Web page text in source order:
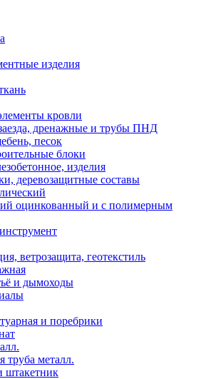
изделия
кровли
дренажные и трубы ПНД
песок
блоки
изделия
деревозащитные составы
оцинкованный и с полимерным
ветрозащита, геотекстиль
и дымоходы
и поребрики
труба металл.
штакетник